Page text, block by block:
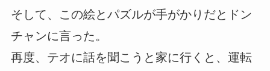
そして、この絵とパズルが手がかりだとドン
チャンに言った。
再度、テオに話を聞こうと家に行くと、運転